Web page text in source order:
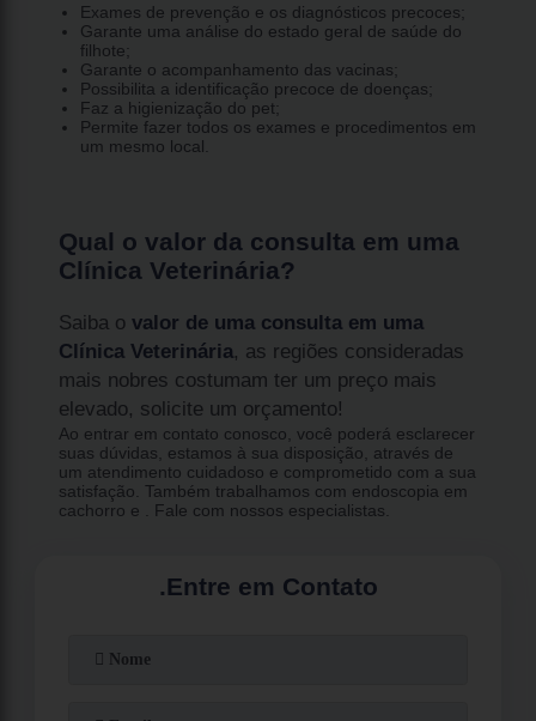
Exames de prevenção e os diagnósticos precoces;
Garante uma análise do estado geral de saúde do
filhote;
Garante o acompanhamento das vacinas;
Possibilita a identificação precoce de doenças;
Faz a higienização do pet;
Permite fazer todos os exames e procedimentos em
um mesmo local.
Qual o valor da consulta em uma
Clínica Veterinária?
Saiba ovalor de uma consulta em uma
Clínica Veterinária, as regiões consideradas
mais nobres costumam ter um preço mais
elevado, solicite um orçamento!
Ao entrar em contato conosco, você poderá esclarecer
suas dúvidas, estamos à sua disposição, através de
um atendimento cuidadoso e comprometido com a sua
satisfação. Também trabalhamos com endoscopia em
cachorro e . Fale com nossos especialistas.
.Entre em Contato